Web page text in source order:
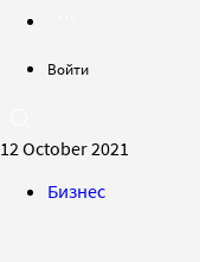
Войти
12 October 2021
Бизнес